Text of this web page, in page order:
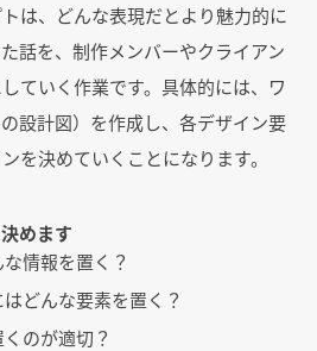
は、どんな表現だとより魅力的に
話を、制作メンバーやクライアン
ていく作業です。具体的には、ワ
設計図）を作成し、各デザイン要
を決めていくことになります。
めます
情報を置く？
どんな要素を置く？
のが適切？